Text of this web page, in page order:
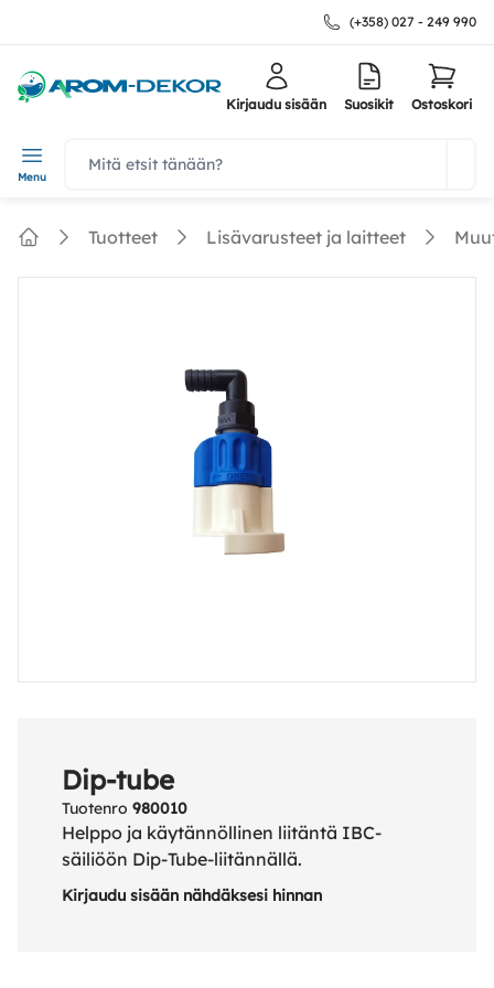
(+358) 027 - 249 990
Menu
Kirjaudu sisään Suosikit Ostoskori
Tuotteet Lisävarusteet ja laitteet
Dip-tube
Tuotenro 980010
Helppo ja käytännöllinen liitäntä IBC-
säiliöön Dip-Tube-liitännällä.
Kirjaudu sisään nähdäksesi hinnan